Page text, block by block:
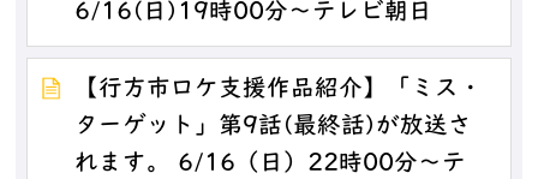
6/16(日)19時00分～テレビ朝日
【行方市ロケ支援作品紹介】「ミス・
ターゲット」第9話(最終話)が放送さ
れます。 6/16（日）22時00分～テ